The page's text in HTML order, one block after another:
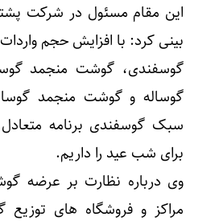
این مقام مسئول در شرکت
بینی کرد: با افزایش حجم
گوسفندی، گوشت منجمد
گوساله و گوشت منجمد
سبک گوسفندی برنامه
برای شب عید را داریم.
وی درباره نظارت بر عرضه
مراکز و فروشگاه های